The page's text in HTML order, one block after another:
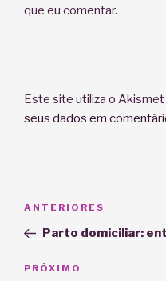
que eu comentar.
Este site utiliza o Akismet
seus dados em
Post
Post
anterior
ANTERIORES
Parto domiciliar:
Próximo
PRÓXIMO